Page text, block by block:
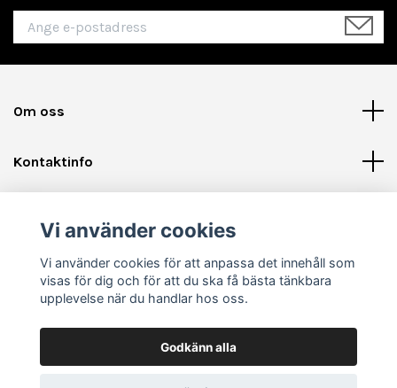
Om oss
Kontaktinfo
Sociala medier
Vi använder cookies
Vi använder cookies för att anpassa det innehåll som
visas för dig och för att du ska få bästa tänkbara
upplevelse när du handlar hos oss.
Godkänn alla